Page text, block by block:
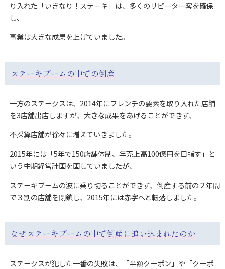
り入れた「いきなり！ステーキ」は、多くのリピーター客を確保
し、
事業は大きな成果を上げていました。
ステーキブームの中での倒産
一方のステークスは、2014年にフレンチの要素を取り入れた店舗
を3店舗出店しますが、大きな成果をあげることができず、
不採算店舗が徐々に増えていきました。
2015年には「5年で150店舗体制、年売上高100億円を目指す」と
いう中期経営計画を画していましたが、
ステーキブームの波に乗り切ることができず、倒産する前の２年間
で３割の店舗を閉鎖し、2015年には赤字へと転落しました。
なぜステーキブームの中で倒産に追い込まれたのか
ステークスが犯した一番の失敗は、「半額クーポン」や「クーポ